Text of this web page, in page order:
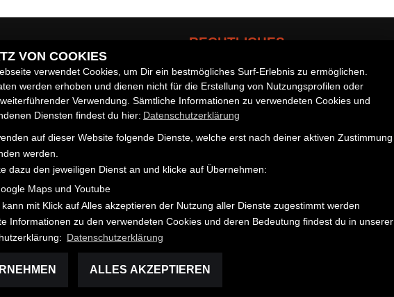
RECHTLICHES
AGB
Impressum
Datenschutz
VON COOKIES
verwendet Cookies, um Dir ein bestmögliches Surf-Erlebnis zu ermöglichen.
werden erhoben und dienen nicht für die Erstellung von Nutzungsprofilen oder
Verwendung. Sämtliche Informationen zu verwendeten Cookies und
Diensten findest du hier: Datenschutzerklärung
auf dieser Website folgende Dienste, welche erst nach deiner aktiven Zustimmung
werden.
dazu den jeweiligen Dienst an und klicke auf Übernehmen:
Maps und Youtube
mit Klick auf Alles akzeptieren der Nutzung aller Dienste zugestimmt werden
Informationen zu den verwendeten Cookies und deren Bedeutung findest du in unserer
Datenschutzerklärung
ALLES AKZEPTIEREN